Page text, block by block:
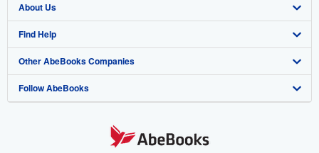
Browse Collections
My Account
My Orders
View Basket
Start Selling
Join Our Affiliate Program
Book Buyback
Refer a seller
About Us
About AbeBooks
Media
Careers
Find Help
Help
Customer Support
Other AbeBooks Companies
AbeBooks.co.uk
Follow AbeBooks